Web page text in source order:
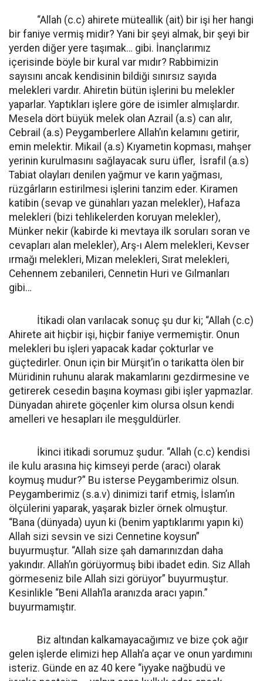
“Allah (c.c) ahirete müteallik (ait) bir işi her hangi
bir faniye vermiş midir? Yani bir şeyi almak, bir şeyi bir
yerden diğer yere taşımak… gibi. İnançlarımız
içerisinde böyle bir kural var mıdır? Rabbimizin
sayısını ancak kendisinin bildiği sınırsız sayıda
melekleri vardır. Ahiretin bütün işlerini bu melekler
yaparlar. Yaptıkları işlere göre de isimler almışlardır.
Mesela dört büyük melek olan Azrail (a.s) can alır,
Cebrail (a.s) Peygamberlere Allah’ın kelamını getirir,
emin melektir. Mikail (a.s) Kıyametin kopması, mahşer
yerinin kurulmasını sağlayacak suru üfler, İsrafil (a.s)
Tabiat olayları denilen yağmur ve karın yağması,
rüzgârların estirilmesi işlerini tanzim eder. Kiramen
katibin (sevap ve günahları yazan melekler), Hafaza
melekleri (bizi tehlikelerden koruyan melekler),
Münker nekir (kabirde ki mevtaya ilk soruları soran ve
cevapları alan melekler), Arş-ı Alem melekleri, Kevser
ırmağı melekleri, Mizan melekleri, Sırat melekleri,
Cehennem zebanileri, Cennetin Huri ve Gılmanları
gibi…
İtikadi olan varılacak sonuç şu dur ki; “Allah (c.c)
Ahirete ait hiçbir işi, hiçbir faniye vermemiştir. Onun
melekleri bu işleri yapacak kadar çokturlar ve
güçtedirler. Onun için bir Mürşit’in o tarikatta ölen bir
Müridinin ruhunu alarak makamlarını gezdirmesine ve
getirerek cesedin başına koyması gibi işler yapmazlar.
Dünyadan ahirete göçenler kim olursa olsun kendi
amelleri ve hesapları ile meşguldürler.
İkinci itikadi sorumuz şudur. “Allah (c.c) kendisi
ile kulu arasına hiç kimseyi perde (aracı) olarak
koymuş mudur?” Bu isterse Peygamberimiz olsun.
Peygamberimiz (s.a.v) dinimizi tarif etmiş, İslam’ın
ölçülerini yaparak, yaşarak bizler örnek olmuştur.
“Bana (dünyada) uyun ki (benim yaptıklarımı yapın ki)
Allah sizi sevsin ve sizi Cennetine koysun”
buyurmuştur. “Allah size şah damarınızdan daha
yakındır. Allah’ın görüyormuş bibi ibadet edin. Siz Allah
görmeseniz bile Allah sizi görüyor” buyurmuştur.
Kesinlikle “Beni Allah’la aranızda aracı yapın.”
buyurmamıştır.
Biz altından kalkamayacağımız ve bize çok ağır
gelen işlerde elimizi hep Allah’a açar ve onun yardımını
isteriz. Günde en az 40 kere “iyyake nağbudü ve